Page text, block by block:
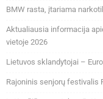
BMW rasta, įtariama
Aktualiausia informacija
vietoje 2026
Lietuvos sklandytojai –
Rajoninis senjorų festivalis